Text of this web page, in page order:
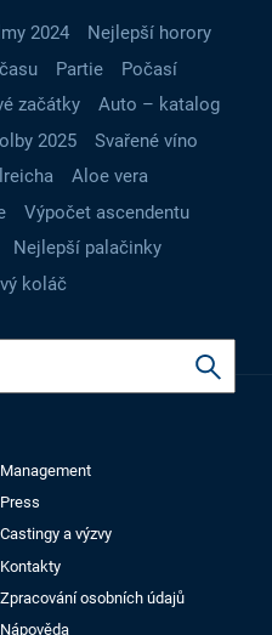
2024
Nejlepší horory
Partie
Počasí
začátky
Auto – katalog
2025
Svařené víno
Aloe vera
Výpočet ascendentu
Nejlepší palačinky
koláč
Management
Press
Castingy a výzvy
Kontakty
Zpracování osobních údajů
Nápověda